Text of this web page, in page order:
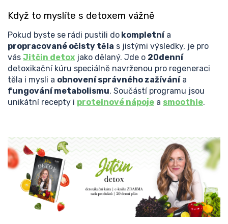
Když to myslíte s detoxem vážně
Pokud byste se rádi pustili do kompletnía
propracované očisty těla s jistými výsledky, je pro
vás Jitčin detox jako dělaný. Jde o 20denní
detoxikační kúru speciálně navrženou pro regeneraci
těla i mysli a obnovení správného zažívánía
fungování metabolismu. Součástí programu jsou
unikátní recepty i proteinové nápoje a smoothie.